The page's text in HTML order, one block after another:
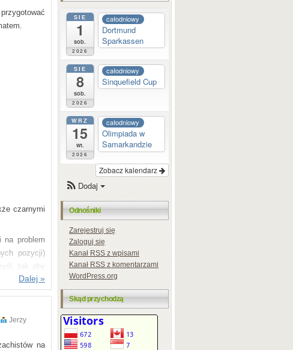
czarnymi
na problem
pozycji)
tak aby
Moim
z którym
Dalej »
Jerzy
na
SIE
1
sob.
2026
całodniowy
Dortmund
Sparkassen
SIE
8
sob.
2026
całodniowy
Sinquefield Cup
WRZ
15
wt.
2026
całodniowy
Olimpiada w
Samarkandzie
Zobacz kalendarz
Dodaj
Odnośniki
Zarejestruj się
Zaloguj się
KanałRSSz wpisami
KanałRSSz komentarzami
WordPress.org
Skąd przychodzą